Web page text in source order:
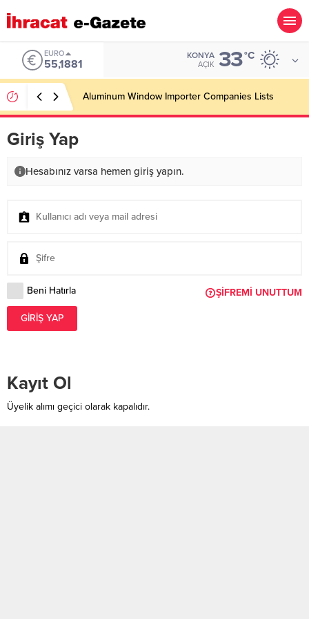
EURO
55,1881
KONYA
AÇIK 33°C
Aluminum Window Importer Companies Lists
Giriş Yap
Hesabınız varsa hemen giriş yapın.
Beni Hatırla ŞIFREMI UNUTTUM
GIRIŞ YAP
Kayıt Ol
Üyelik alımı geçici olarak kapalıdır.